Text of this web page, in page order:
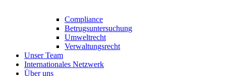
Compliance
Betrugsuntersuchung
Umweltrecht
Verwaltungsrecht
Unser Team
Internationales Netzwerk
Über uns